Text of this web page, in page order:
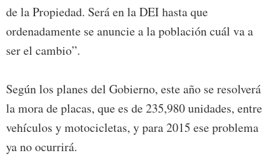
de la Propiedad. Será en la DEI hasta que
ordenadamente se anuncie a la población cuál va a
ser el cambio”.
Según los planes del Gobierno, este año se resolverá
la mora de placas, que es de 235,980 unidades, entre
vehículos y motocicletas, y para 2015 ese problema
ya no ocurrirá.